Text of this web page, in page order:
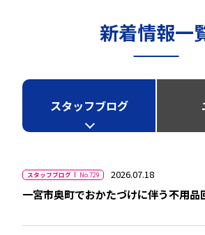
新着情報一
スタッフブログ
スタッフブログ No.729 2026.07.18
一宮市奥町でおかたづけに伴う不用品